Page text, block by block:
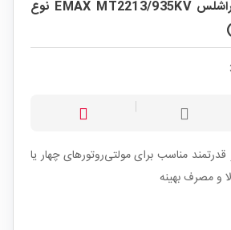
موتور ربات پرنده براشلس EMAX MT2213/935KV نوع
مناسب برای مولتی‌روتورهای چهار یا
و مصرف بهینه